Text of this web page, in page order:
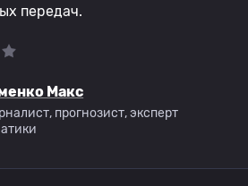
передач.
Макс
прогнозист, эксперт